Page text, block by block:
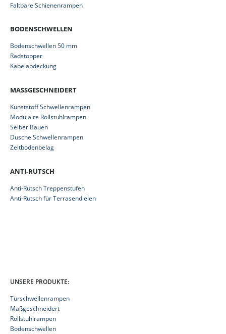
Faltbare Schienenrampen
BODENSCHWELLEN
Bodenschwellen 50 mm
Radstopper
Kabelabdeckung
MASSGESCHNEIDERT
Kunststoff Schwellenrampen
Modulaire Rollstuhlrampen
Selber Bauen
Dusche Schwellenrampen
Zeltbodenbelag
ANTI-RUTSCH
Anti-Rutsch Treppenstufen
Anti-Rutsch für Terrasendielen
UNSERE PRODUKTE:
Türschwellenrampen
Maßgeschneidert
Rollstuhlrampen
Bodenschwellen